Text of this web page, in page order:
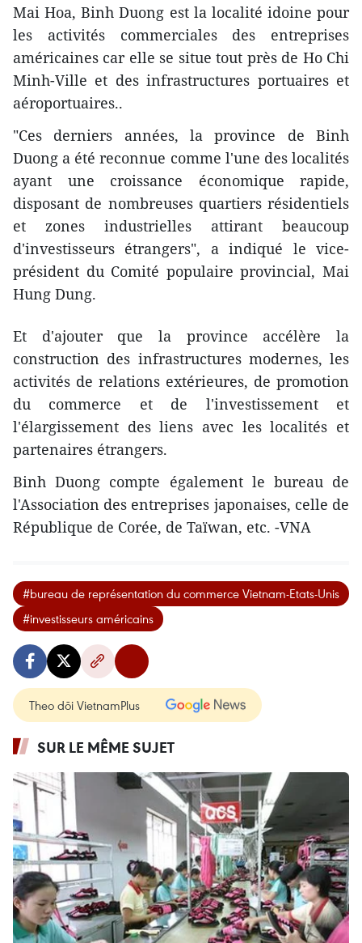
Mai Hoa, ​Binh Duong est la localité idoine pour
les activités commerciales des entreprises
américaines car elle se situe tout près de Ho Chi
Minh-Ville et des infrastructures portuaires et
aéroportuaires..
"Ces derniers années, la province de Binh
Duong a été reconnue comme l'une des localités
ayant une croissance économique rapide,
disposant de nombreuses ​quartiers résidentiels
et zones industrielles attirant beaucoup
d'investisseurs étrangers", a indiqué le vice-
président du Comité populaire provincial, Mai
Hung Dung.
Et d'ajouter que la province accélère la
construction des infrastructures modernes, les
activités de relations extérieures, de promotion
du commerce et de l'investissement et
l'élargissement des liens avec les localités et
partenaires étrangers.
Binh Duong compte également le bureau de
l'Association des entreprises japonaises, celle de
République de Corée, de Taïwan, etc. -VNA ​
#bureau de représentation du commerce Vietnam-Etats-Unis
#investisseurs américains
Theo dõi VietnamPlus
SUR LE MÊME SUJET